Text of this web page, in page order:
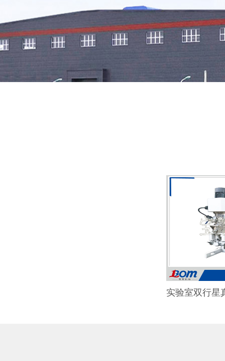
实验室双行星